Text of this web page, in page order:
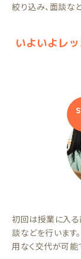
絞り込み、面談な
いよいよレ
初回は授業に入る
談などを行います
用なく交代が可能